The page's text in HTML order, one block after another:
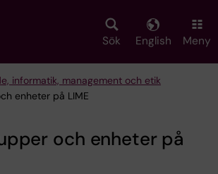
Sök English Meny
informatik, management och etik
enheter på LIME
och enheter på